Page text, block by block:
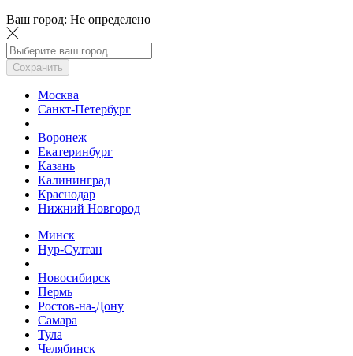
Ваш город: Не определено
Сохранить
Москва
Санкт-Петербург
Воронеж
Екатеринбург
Казань
Калининград
Краснодар
Нижний Новгород
Минск
Нур-Султан
Новосибирск
Пермь
Ростов-на-Дону
Самара
Тула
Челябинск